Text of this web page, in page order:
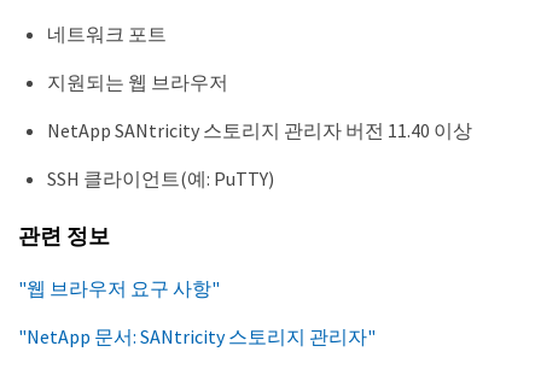
네트워크 포트
지원되는 웹 브라우저
NetApp SANtricity 스토리지 관리자 버전 11.40 이상
SSH 클라이언트(예: PuTTY)
관련 정보
"웹 브라우저 요구 사항"
"NetApp 문서: SANtricity 스토리지 관리자"